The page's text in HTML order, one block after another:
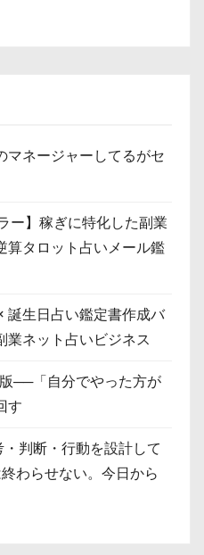
マネージャーしてるがセ
ー】稼ぎに特化した副業
算タロット占いメール鑑
誕生日占い鑑定書作成バ
業ネット占いビジネス
──「自分でやった方が
す
判断・行動を設計して
わらせない。今日から